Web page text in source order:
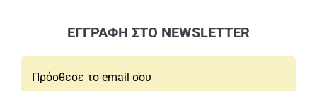
ΕΓΓΡΑΦΗ ΣΤΟ NEWSLETTER